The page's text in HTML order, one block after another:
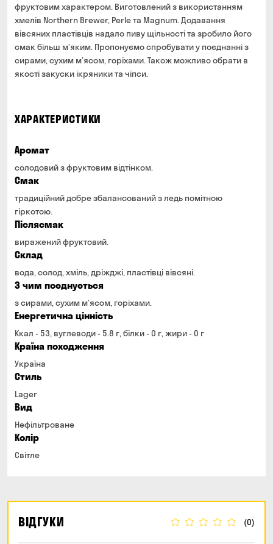
Оплата:
готівкою кур'єру
банківською картою на сайті
фруктовим характером. Виготовлений з використанням
хмелів Northern Brewer, Perle та Magnum. Додавання
вівсяних пластівців надало пиву щільності та зробило його
смак більш м’яким. Пропонуємо спробувати у поєднанні з
сирами, сухим м’ясом, горіхами. Також можливо обрати в
якості закуски ікряники та чіпси.
ХАРАКТЕРИСТИКИ
Аромат
солодовий з фруктовим відтінком.
Смак
традиційний добре збалансований з ледь помітною
гіркотою.
Післясмак
виражений фруктовий.
Склад
вода, солод, хміль, дріжджі, пластівці вівсяні.
З чим поєднується
з сирами, сухим м’ясом, горіхами.
Енергетична цінність
Ккал - 53, вуглеводи - 5.8 г, білки - 0 г, жири - 0 г
Країна походження
Україна
Стиль
Lager
Вид
Нефільтроване
Колір
Світле
ВІДГУКИ (0)